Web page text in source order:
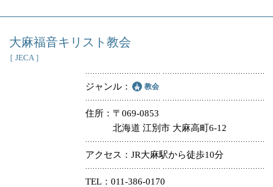
大麻福音キリスト教会
［ JECA ］
ジャンル 教会
住所
〒069-0853
北海道 江別市 大麻高町6-12
アクセス JR大麻駅から徒歩10分
TEL 011-386-0170